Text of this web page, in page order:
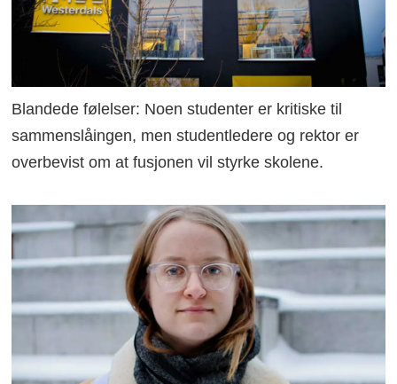
Blandede følelser: Noen studenter er kritiske til
sammenslåingen, men studentledere og rektor er
overbevist om at fusjonen vil styrke skolene.